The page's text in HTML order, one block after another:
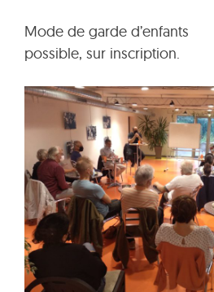
Mode de garde d’enfants
possible, sur inscription.